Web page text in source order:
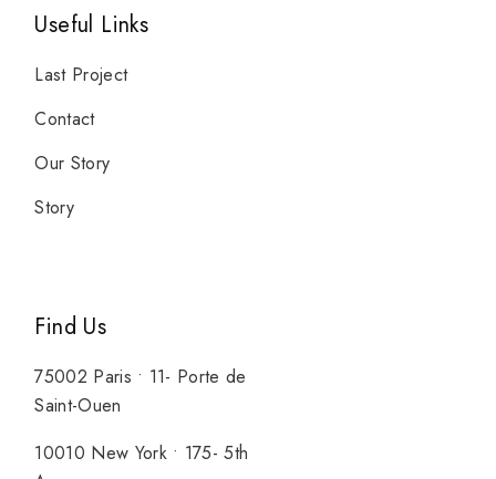
Useful Links
Last Project
Contact
Our Story
Story
Find Us
75002 Paris • 11- Porte de
Saint-Ouen
10010 New York • 175- 5th